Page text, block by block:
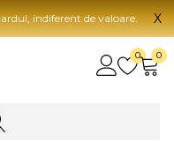
indiferent de valoare. X
0 0